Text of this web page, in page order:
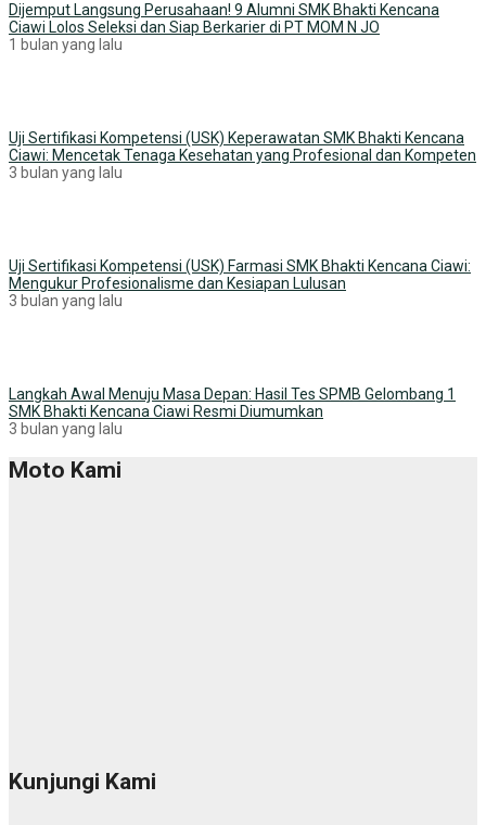
Dijemput Langsung Perusahaan! 9 Alumni SMK Bhakti Kencana
Ciawi Lolos Seleksi dan Siap Berkarier di PT MOM N JO
1 bulan yang lalu
Uji Sertifikasi Kompetensi (USK) Keperawatan SMK Bhakti Kencana
Ciawi: Mencetak Tenaga Kesehatan yang Profesional dan Kompeten
3 bulan yang lalu
Uji Sertifikasi Kompetensi (USK) Farmasi SMK Bhakti Kencana Ciawi:
Mengukur Profesionalisme dan Kesiapan Lulusan
3 bulan yang lalu
Langkah Awal Menuju Masa Depan: Hasil Tes SPMB Gelombang 1
SMK Bhakti Kencana Ciawi Resmi Diumumkan
3 bulan yang lalu
Moto Kami
Kunjungi Kami